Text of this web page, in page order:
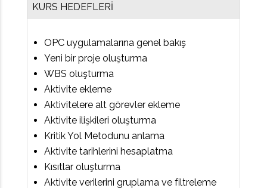
KURS HEDEFLERİ
OPC uygulamalarına genel bakış
Yeni bir proje oluşturma
WBS oluşturma
Aktivite ekleme
Aktivitelere alt görevler ekleme
Aktivite ilişkileri oluşturma
Kritik Yol Metodunu anlama
Aktivite tarihlerini hesaplatma
Kısıtlar oluşturma
Aktivite verilerini gruplama ve filtreleme